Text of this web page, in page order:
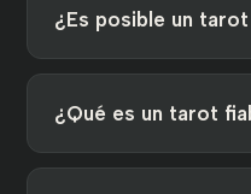
¿Es posible un
¿Qué es un tarot